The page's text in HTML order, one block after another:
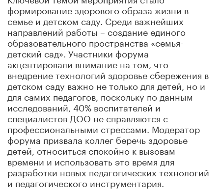
формирование здорового образа жизни в
семье и детском саду. Среди важнейших
направлений работы – создание единого
образовательного пространства «семья-
детский сад». Участники форума
акцентировали внимание на том, что
внедрение технологий здоровье сбережения в
детском саду важно не только для детей, но и
для самих педагогов, поскольку по данным
исследований, 40% воспитателей и
специалистов ДОО не справляются с
профессиональными стрессами. Модератор
форума призвала коллег беречь здоровье
детей, относиться спокойно к вызовам
времени и использовать это время для
разработки новых педагогических технологий
и педагогического инструментария.